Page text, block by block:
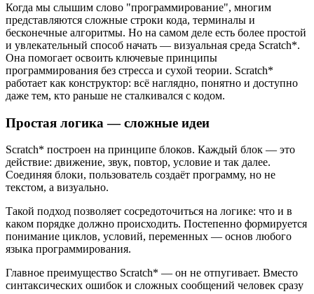
Когда мы слышим слово "программирование", многим
представляются сложные строки кода, терминалы и
бесконечные алгоритмы. Но на самом деле есть более простой
и увлекательный способ начать — визуальная среда Scratch*.
Она помогает освоить ключевые принципы
программирования без стресса и сухой теории. Scratch*
работает как конструктор: всё наглядно, понятно и доступно
даже тем, кто раньше не сталкивался с кодом.
Простая логика — сложные идеи
Scratch* построен на принципе блоков. Каждый блок — это
действие: движение, звук, повтор, условие и так далее.
Соединяя блоки, пользователь создаёт программу, но не
текстом, а визуально.
Такой подход позволяет сосредоточиться на логике: что и в
каком порядке должно происходить. Постепенно формируется
понимание циклов, условий, переменных — основ любого
языка программирования.
Главное преимущество Scratch* — он не отпугивает. Вместо
синтаксических ошибок и сложных сообщений человек сразу